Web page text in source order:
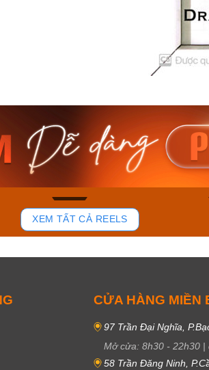
43
Casio Nam MTS-
RS100L-1AVDF
4.276.000₫
3.634.600₫
XEM TẤT CẢ REELS
CỬA HÀNG MIỀN
97 Trần Đại Nghĩa,
Mở cửa: 8h30 - 22h30 |
58 Trần Đăng Ninh,